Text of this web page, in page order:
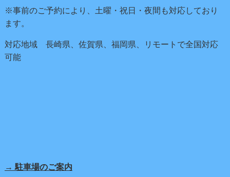
※事前のご予約により、土曜・祝日・夜間も対応しており
ます。
対応地域 長崎県、佐賀県、福岡県、リモートで全国対応
可能
→ 駐車場のご案内